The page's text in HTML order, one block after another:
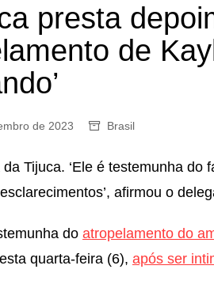
presta
de
de 2023 Brasil
Tijuca. ‘Ele é testemunha do
afirmou o
do atropelamento do
quarta-feira (6), após ser